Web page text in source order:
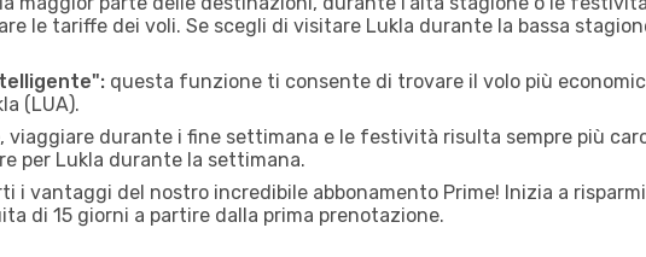
le tariffe dei voli. Se scegli di visitare Lukla durante la bassa
questa funzione ti consente di trovare il volo più
(LUA).
viaggiare durante i fine settimana e le festività risulta sempre più
per Lukla durante la settimana.
i vantaggi del nostro incredibile abbonamento Prime! Inizia a
di 15 giorni a partire dalla prima prenotazione.